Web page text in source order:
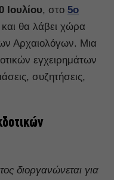
Ιουλίου, στο 5ο
θα λάβει χώρα
Αρχαιολόγων. Μια
εγχειρημάτων
συζητήσεις,
διοργανώνεται για